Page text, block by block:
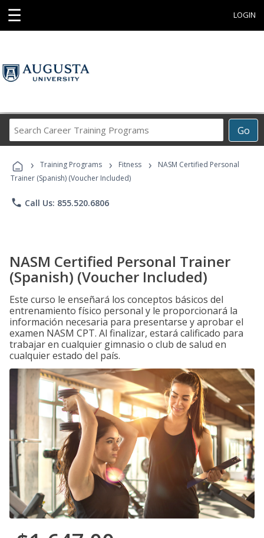
☰ LOGIN
Go
Career
Programs
› Training Programs › Fitness ›
NASM Certified Personal
Trainer (Spanish) (Voucher Included)
phone Call Us: 855.520.6806
NASM Certified Personal Trainer
(Spanish) (Voucher Included)
Este curso le enseñará los conceptos básicos del
entrenamiento físico personal y le proporcionará la
información necesaria para presentarse y aprobar el
examen NASM CPT. Al finalizar, estará calificado para
trabajar en cualquier gimnasio o club de salud en
cualquier estado del país.